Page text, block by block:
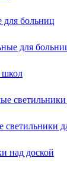
для больниц
для
школ
светильники
над доской